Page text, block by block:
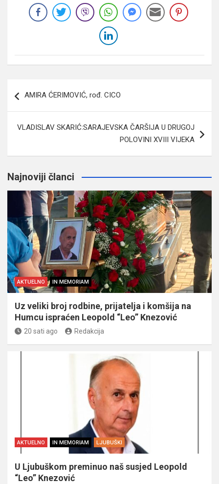
članaka
AMIRA ĆERIMOVIĆ, rođ. CICO
VLADISLAV SKARIĆ:SARAJEVSKA ČARŠIJA U DRUGOJ
POLOVINI XVIII VIJEKA
Najnoviji članci
AKTUELNO IN MEMORIAM
Uz veliki broj rodbine, prijatelja i komšija na
Humcu ispraćen Leopold “Leo” Knezović
20 sati ago Redakcija
AKTUELNO IN MEMORIAM LJUBUŠKI
U Ljubuškom preminuo naš susjed Leopold
“Leo” Knezović